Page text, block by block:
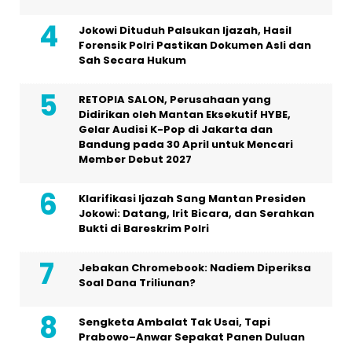
Jokowi Dituduh Palsukan Ijazah, Hasil
Forensik Polri Pastikan Dokumen Asli dan
Sah Secara Hukum
RETOPIA SALON, Perusahaan yang
Didirikan oleh Mantan Eksekutif HYBE,
Gelar Audisi K-Pop di Jakarta dan
Bandung pada 30 April untuk Mencari
Member Debut 2027
Klarifikasi Ijazah Sang Mantan Presiden
Jokowi: Datang, Irit Bicara, dan Serahkan
Bukti di Bareskrim Polri
Jebakan Chromebook: Nadiem Diperiksa
Soal Dana Triliunan?
Sengketa Ambalat Tak Usai, Tapi
Prabowo–Anwar Sepakat Panen Duluan